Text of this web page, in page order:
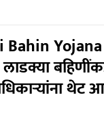
Yojana
थेट